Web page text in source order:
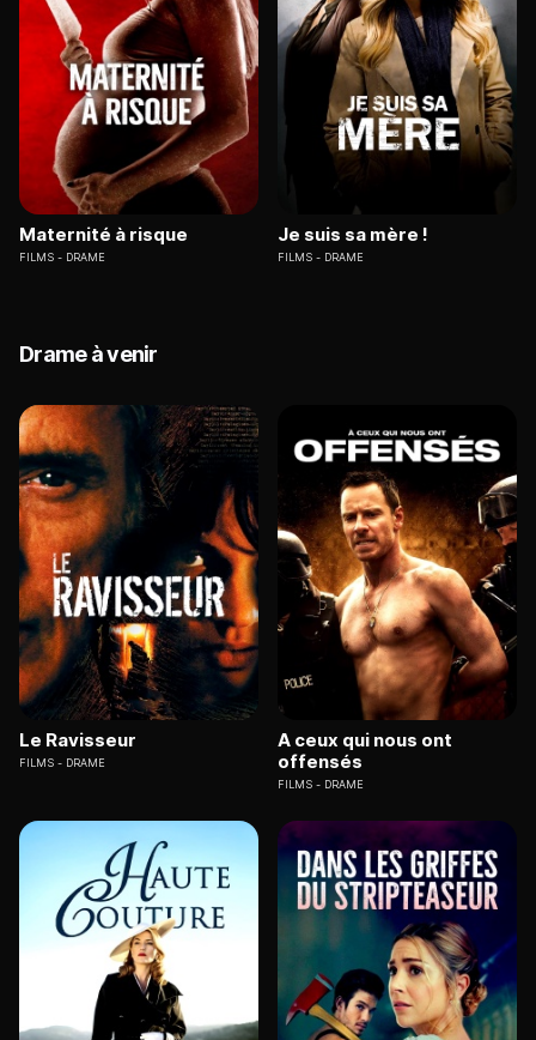
Maternité à risque
FILMS DRAME
Je suis sa mère !
FILMS DRAME
Drame à venir
Le Ravisseur
FILMS DRAME
A ceux qui nous ont
offensés
FILMS DRAME